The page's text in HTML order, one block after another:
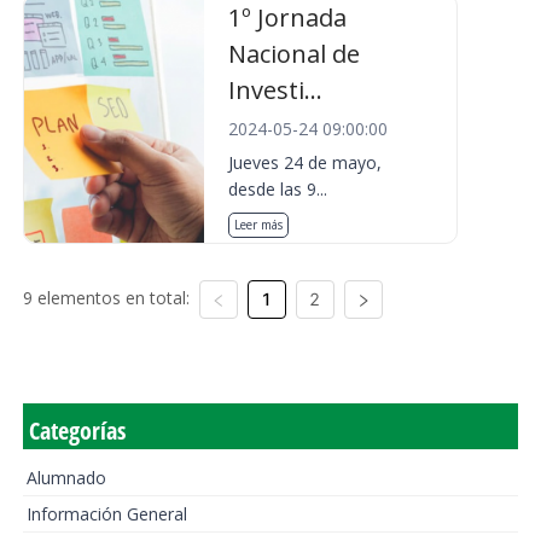
1º Jornada
Nacional de
Investi...
2024-05-24 09:00:00
Jueves 24 de mayo,
desde las 9...
Leer más
9 elementos en total: 1 2
Categorías
Alumnado
Información General